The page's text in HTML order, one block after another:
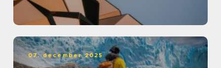
07. december 2025